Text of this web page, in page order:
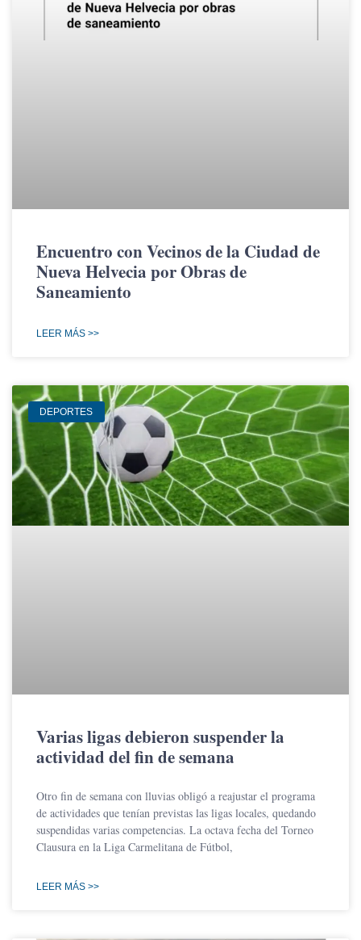
Encuentro con Vecinos de la Ciudad de
Nueva Helvecia por Obras de
Saneamiento
LEER MÁS >>
DEPORTES
Varias ligas debieron suspender la
actividad del fin de semana
Otro fin de semana con lluvias obligó a reajustar el programa
de actividades que tenían previstas las ligas locales, quedando
suspendidas varias competencias. La octava fecha del Torneo
Clausura en la Liga Carmelitana de Fútbol,
LEER MÁS >>